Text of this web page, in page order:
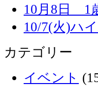
10月8日 1
10/7(火)ハ
カテゴリー
イベント